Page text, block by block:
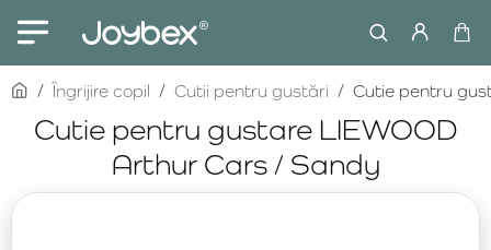
Cutie pentru gustare LIEWOOD
Arthur Cars / Sandy
homeÎngrijire copil Cutii pentru gustări Cutie pentru